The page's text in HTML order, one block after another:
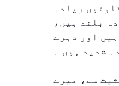
زیادہ
بلند ہیں،
اور دہرے
سے، میرے